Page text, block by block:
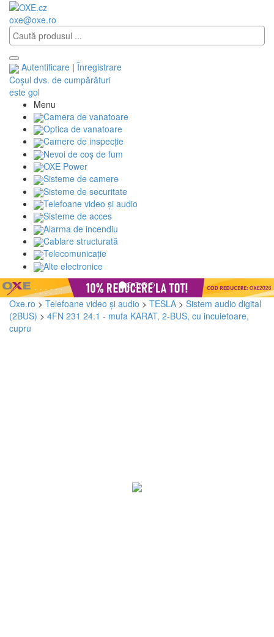
oxe@oxe.ro
Autentificare | Înregistrare
Coșul dvs. de cumpărături
este gol
Menu
Camera de vanatoare
Optica de vanatoare
Camere de inspecție
Nevoi de coș de fum
OXE Power
Sisteme de camere
Sisteme de securitate
Telefoane video și audio
Sisteme de acces
Alarma de incendiu
Cablare structurată
Telecomunicaţie
Alte electronice
Oxe.ro > Telefoane video și audio > TESLA > Sistem audio digital
(2BUS) > 4FN 231 24.1 - mufa KARAT, 2-BUS, cu incuietoare,
cupru